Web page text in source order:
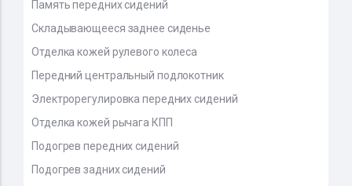
Память передних сидений
Складывающееся заднее сиденье
Отделка кожей рулевого колеса
Передний центральный подлокотник
Электрорегулировка передних сидений
Отделка кожей рычага КПП
Подогрев передних сидений
Подогрев задних сидений